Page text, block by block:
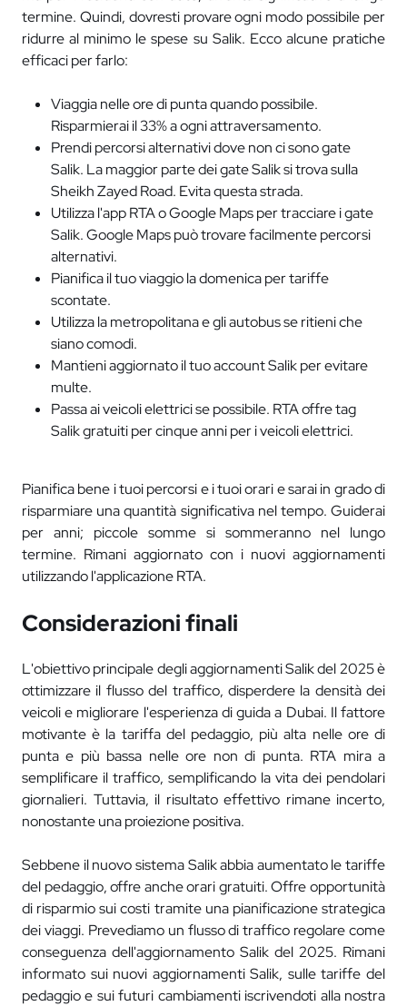
termine. Quindi, dovresti provare ogni modo possibile per
ridurre al minimo le spese su Salik. Ecco alcune pratiche
efficaci per farlo:
Viaggia nelle ore di punta quando possibile.
Risparmierai il 33% a ogni attraversamento.
Prendi percorsi alternativi dove non ci sono gate
Salik. La maggior parte dei gate Salik si trova sulla
Sheikh Zayed Road. Evita questa strada.
Utilizza l'app RTA o Google Maps per tracciare i gate
Salik. Google Maps può trovare facilmente percorsi
alternativi.
Pianifica il tuo viaggio la domenica per tariffe
scontate.
Utilizza la metropolitana e gli autobus se ritieni che
siano comodi.
Mantieni aggiornato il tuo account Salik per evitare
multe.
Passa ai veicoli elettrici se possibile. RTA offre tag
Salik gratuiti per cinque anni per i veicoli elettrici.
Pianifica bene i tuoi percorsi e i tuoi orari e sarai in grado di
risparmiare una quantità significativa nel tempo. Guiderai
per anni; piccole somme si sommeranno nel lungo
termine. Rimani aggiornato con i nuovi aggiornamenti
utilizzando l'applicazione RTA.
Considerazioni finali
L'obiettivo principale degli aggiornamenti Salik del 2025 è
ottimizzare il flusso del traffico, disperdere la densità dei
veicoli e migliorare l'esperienza di guida a Dubai. Il fattore
motivante è la tariffa del pedaggio, più alta nelle ore di
punta e più bassa nelle ore non di punta. RTA mira a
semplificare il traffico, semplificando la vita dei pendolari
giornalieri. Tuttavia, il risultato effettivo rimane incerto,
nonostante una proiezione positiva.
Sebbene il nuovo sistema Salik abbia aumentato le tariffe
del pedaggio, offre anche orari gratuiti. Offre opportunità
di risparmio sui costi tramite una pianificazione strategica
dei viaggi. Prevediamo un flusso di traffico regolare come
conseguenza dell'aggiornamento Salik del 2025. Rimani
informato sui nuovi aggiornamenti Salik, sulle tariffe del
pedaggio e sui futuri cambiamenti iscrivendoti alla nostra